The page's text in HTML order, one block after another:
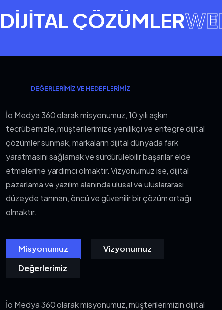
DIJITAL ÇÖZÜMLER
DEĞERLERIMIZ VE HEDEFLERIMIZ
İo Medya 360 olarak misyonumuz, 10 yılı aşkın
tecrübemizle, müşterilerimize yenilikçi ve entegre dijital
çözümler sunmak, markaların dijital dünyada fark
yaratmasını sağlamak ve sürdürülebilir başarılar elde
etmelerine yardımcı olmaktır. Vizyonumuz ise, dijital
pazarlama ve yazılım alanında ulusal ve uluslararası
düzeyde tanınan, öncü ve güvenilir bir çözüm ortağı
olmaktır.
Misyonumuz
Vizyonumuz
Değerlerimiz
İo Medya 360 olarak misyonumuz, müşterilerimizin dijital